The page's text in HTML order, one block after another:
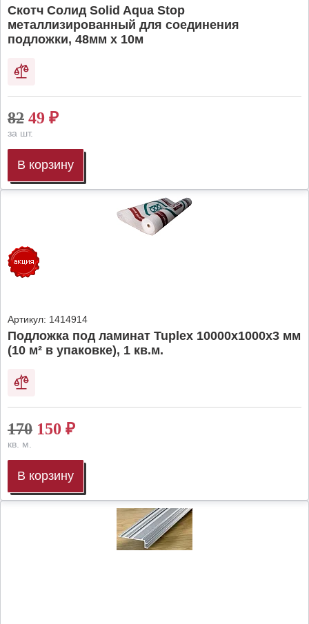
Скотч Солид Solid Aqua Stop
металлизированный для соединения
подложки, 48мм х 10м
82 49 ₽
за шт.
В корзину
Артикул: 1414914
Подложка под ламинат Tuplex 10000x1000x3 мм
(10 м² в упаковке), 1 кв.м.
170 150 ₽
кв. м.
В корзину